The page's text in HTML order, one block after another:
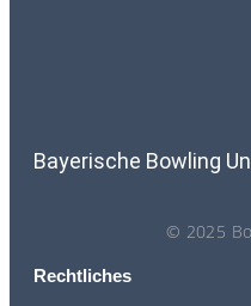
Bayerische Bowling
© 2025
Rechtliches